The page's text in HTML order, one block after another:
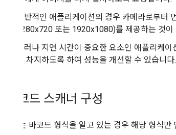
일반적인 애플리케이션의 경우 카메라로부터
1280x720 또는 1920x1080)를 제공하는 것이
그러나 지연 시간이 중요한 요소인 애플리케
을 차지하도록 하여 성능을 개선할 수 있습니
바코드 스캐너 구성
읽으려는 바코드 형식을 알고 있는 경우 해당 형식